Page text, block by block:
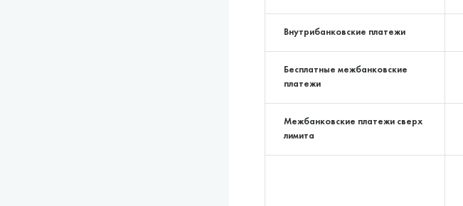
Внутрибанковские платежи
Бесплатные межбанковские
платежи
Межбанковские платежи сверх
лимита